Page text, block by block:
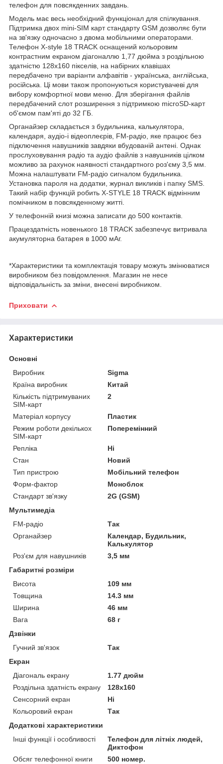
телефон для повсякденних завдань.
Модель має весь необхідний функціонал для спілкування.
Підтримка двох mini-SIM карт стандарту GSM дозволяє бути
на зв'язку одночасно з двома мобільними операторами.
Телефон X-style 18 TRACK оснащений кольоровим
контрастним екраном діагоналлю 1,77 дюйма з роздільною
здатністю 128х160 пікселів, на набірних клавішах
передбачено три варіанти алфавітів - українська, англійська,
російська. Ці мови також пропонуються користувачеві для
вибору комфортної мови меню. Для зберігання файлів
передбачений слот розширення з підтримкою microSD-карт
об'ємом пам'яті до 32 ГБ.
Органайзер складається з будильника, калькулятора,
календаря, аудіо-і відеоплеєрів, FM-радіо, яке працює без
підключення навушників завдяки вбудованій антені. Однак
прослуховування радіо та аудіо файлів з навушників цілком
можливо за рахунок наявності стандартного роз'єму 3,5 мм.
Можна налаштувати FM-радіо сигналом будильника.
Установка пароля на додатки, журнал викликів і папку SMS.
Такий набір функцій робить X-STYLE 18 TRACK відмінним
помічником в повсякденному житті.
У телефонній книзі можна записати до 500 контактів.
Працездатність новенького 18 TRACK забезпечує витривала
акумуляторна батарея в 1000 мАг.
*Характеристики та комплектація товару можуть змінюватися
виробником без повідомлення. Магазин не несе
відповідальність за зміни, внесені виробником.
Приховати
Характеристики
Основні
Виробник
Sigma
Країна виробник
Китай
Кількість підтримуваних
SIM-карт
2
Матеріал корпусу
Пластик
Режим роботи декількох
SIM-карт
Поперемінний
Репліка
Ні
Стан
Новий
Тип пристрою
Мобільний телефон
Форм-фактор
Моноблок
Стандарт зв'язку
2G (GSM)
Мультимедіа
FM-радіо
Так
Органайзер
Календар, Будильник,
Калькулятор
Роз'єм для навушників
3,5 мм
Габаритні розміри
Висота
109 мм
Товщина
14.3 мм
Ширина
46 мм
Вага
68 г
Дзвінки
Гучний зв'язок
Так
Екран
Діагональ екрану
1.77 дюйм
Роздільна здатність екрану
128x160
Сенсорний екран
Ні
Кольоровий екран
Так
Додаткові характеристики
Інші функції і особливості
Телефон для літніх людей,
Диктофон
Обсяг телефонної книги
500 номер.